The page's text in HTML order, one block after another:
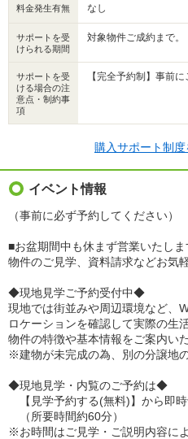
料金発生有無 なし
サポートを受
けられる期間
対象物件ご成約まで。
サポートを受
ける場合の注
意点・制約事
項
【完全予約制】事前
購入サポート制
イベント情報
（事前に必ず予約してください）
■お盆期間中も休まず営業いたしま
物件のご見学、資料請求などお気
◆現地見学ご予約受付中◆
現地では街並みや周辺環境など、
ロケーションを確認して実際の生
物件の特徴や基本情報をご案内い
※建物が未完成の為、別の分譲地
◆現地見学・内覧のご予約は◆
【見学予約する(無料)】から即時
（所要時間約60分）
※お時間はご見学・ご説明内容に